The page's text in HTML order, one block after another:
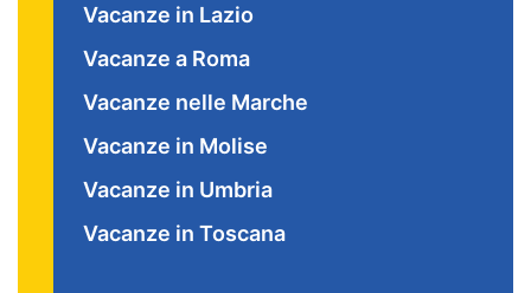
Vacanze in Lazio
Vacanze a Roma
Vacanze nelle Marche
Vacanze in Molise
Vacanze in Umbria
Vacanze in Toscana